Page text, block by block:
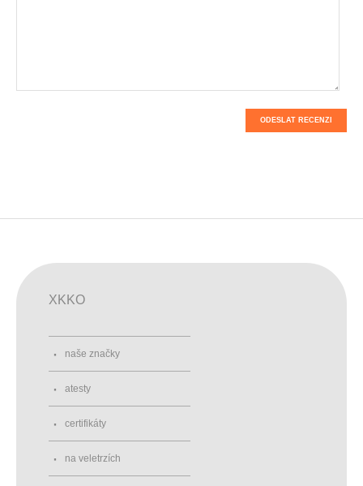
ODESLAT RECENZI
XKKO
naše značky
atesty
certifikáty
na veletrzích